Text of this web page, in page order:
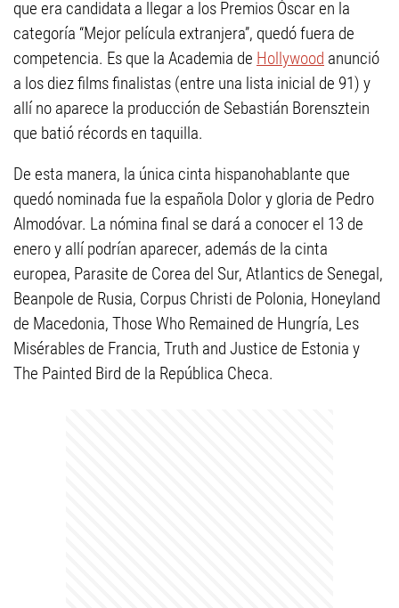
que era candidata a llegar a los Premios Óscar en la
categoría “Mejor película extranjera”, quedó fuera de
competencia. Es que la Academia de Hollywood anunció
a los diez films finalistas (entre una lista inicial de 91) y
allí no aparece la producción de Sebastián Borensztein
que batió récords en taquilla.
De esta manera, la única cinta hispanohablante que
quedó nominada fue la española Dolor y gloria de Pedro
Almodóvar. La nómina final se dará a conocer el 13 de
enero y allí podrían aparecer, además de la cinta
europea, Parasite de Corea del Sur, Atlantics de Senegal,
Beanpole de Rusia, Corpus Christi de Polonia, Honeyland
de Macedonia, Those Who Remained de Hungría, Les
Misérables de Francia, Truth and Justice de Estonia y
The Painted Bird de la República Checa.